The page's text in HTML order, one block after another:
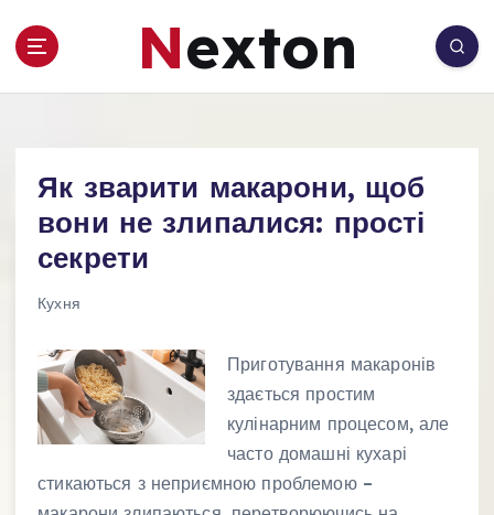
Nexton
Як зварити макарони, щоб
вони не злипалися: прості
секрети
Кухня
Приготування макаронів
здається простим
кулінарним процесом, але
часто домашні кухарі
стикаються з неприємною проблемою –